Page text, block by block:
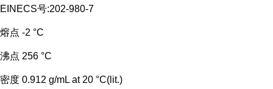
EINECS号:202-980-7
熔点 -2 °C
沸点 256 °C
密度 0.912 g/mL at 20 °C(lit.)